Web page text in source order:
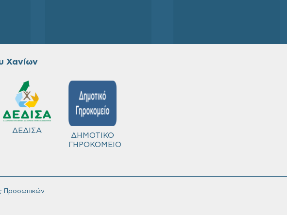
Χανίων
ΔΕΔΙΣΑ
ΔΗΜΟΤΙΚΟ
ΓΗΡΟΚΟΜΕΙΟ
Προσωπικών